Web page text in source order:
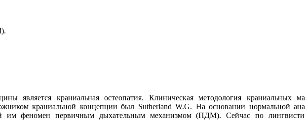
является краниальная остеопатия. Клиническая методология краниальных
краниальной концепции был Sutherland W.G. На основании нормальной
им феномен первичным дыхательным механизмом (ПДМ). Сейчас по